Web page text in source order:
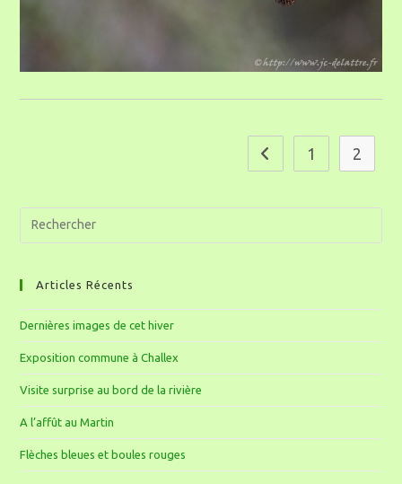
1 2
Articles Récents
Dernières images de cet hiver
Exposition commune à Challex
Visite surprise au bord de la rivière
A l’affût au Martin
Flèches bleues et boules rouges